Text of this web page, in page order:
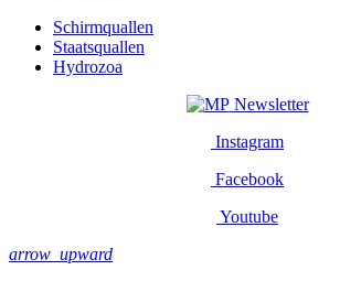
Schirmquallen
Staatsquallen
Hydrozoa
Newsletter
Instagram
Facebook
Youtube
arrow_upward